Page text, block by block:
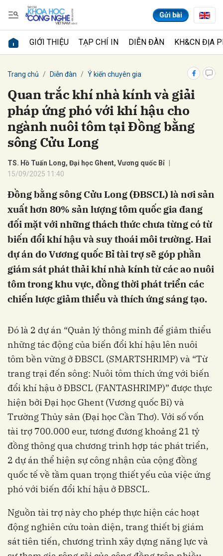
Gửi bài
GIỚI THIỆU TẠP CHÍ IN DIỄN ĐÀN KH&CN ĐỊA
Trang chủ Diễn đàn Ý kiến chuyên gia
Quan trắc khí nhà kính và giải
pháp ứng phó với khí hậu cho
ngành nuôi tôm tại Đồng bằng
sông Cửu Long
TS. Hồ Tuấn Long, Đại học Ghent, Vương quốc Bỉ
15/09/2025 11:40
Đồng bằng sông Cửu Long (ĐBSCL) là nơi sản
xuất hơn 80% sản lượng tôm quốc gia đang
đối mặt với những thách thức chưa từng có từ
biến đổi khí hậu và suy thoái môi trường. Hai
dự án do Vương quốc Bỉ tài trợ sẽ góp phần
giám sát phát thải khí nhà kính từ các ao nuôi
tôm trong khu vực, đồng thời phát triển các
chiến lược giảm thiểu và thích ứng sáng tạo.
Đó là 2 dự án “Quản lý thông minh để giảm thiểu
những tác động của biến đổi khí hậu lên nuôi
tôm bền vững ở ĐBSCL (SMARTSHRIMP) và “Từ
trang trại đến sông: Nuôi tôm thích ứng với biến
đổi khí hậu ở ĐBSCL (FANTASHRIMP)” được thực
hiện bởi Đại học Ghent (Vương quốc Bỉ) và
Trường Thủy sản (Đại học Cần Thơ). Với số vốn
tài trợ 700.000 eur, tương đương khoảng 21 tỷ
đồng thông qua chương trình hợp tác phát triển,
2 dự án thể hiện sự công nhận của cộng đồng
quốc tế về tầm quan trọng thiết yếu của việc ứng
phó với biến đổi khí hậu ở ĐBSCL.
Nguồn tài trợ này cho phép thực hiện các hoạt
động nghiên cứu toàn diện, trang thiết bị giám
sát tiên tiến, chương trình xây dựng năng lực và
Gửi bình luận
Hủy